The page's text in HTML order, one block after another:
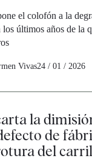
el colofón a la
últimos años de la
Vivas24 / 01 / 2026
la
de
del carril